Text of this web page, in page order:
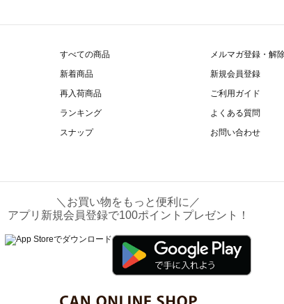
すべての商品
新着商品
再入荷商品
ランキング
スナップ
メルマガ登録・解
新規会員登録
ご利用ガイド
よくある質問
お問い合わせ
＼お買い物をもっと便利に／
アプリ新規会員登録で100ポイントプレゼント！